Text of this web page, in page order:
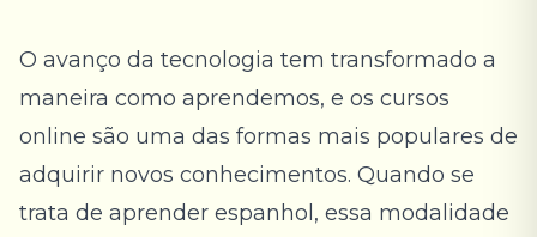
O avanço da tecnologia tem transformado a
maneira como aprendemos, e os cursos
online são uma das formas mais populares de
adquirir novos conhecimentos. Quando se
trata de aprender espanhol, essa modalidade